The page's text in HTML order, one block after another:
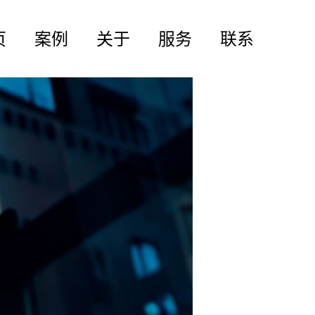
案例 关于 服务 联系